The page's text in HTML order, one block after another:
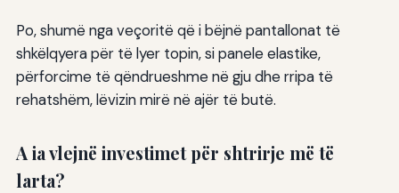
Po, shumë nga veçoritë që i bëjnë pantallonat të
shkëlqyera për të lyer topin, si panele elastike,
përforcime të qëndrueshme në gju dhe rripa të
rehatshëm, lëvizin mirë në ajër të butë.
A ia vlejnë investimet për shtrirje më të
larta?